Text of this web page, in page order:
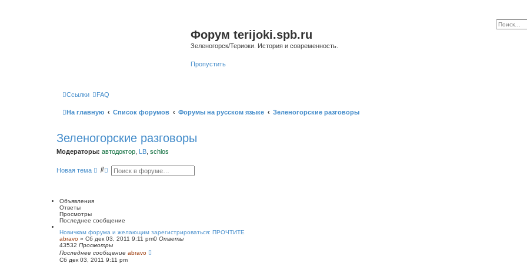
Форум terijoki.spb.ru
Зеленогорск/Териоки. История и современность.
Пропустить
Ссылки FAQ
На главную Список форумов Форумы на русском языке Зеленогорские разговоры
Зеленогорские разговоры
Модераторы: автодоктор LB schlos
Новая тема
П Р
н
ы
й
п
о
и
Объявления
Ответы
Просмотры
Последнее сообщение
Новичкам форума и желающим зарегистрироваться: ПРОЧТИТЕ
abravo » Сб дек 03, 2011 9:11 pm0 Ответы
43532 Просмотры
Последнее сообщение abravo
Сб дек 03, 2011 9:11 pm